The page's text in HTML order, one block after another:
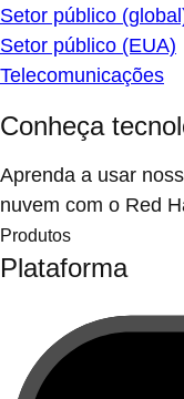
Setor público
Setor público (EUA)
Telecomunicações
Conheça
Aprenda a usar
nuvem com o Red
Produtos
Plataforma